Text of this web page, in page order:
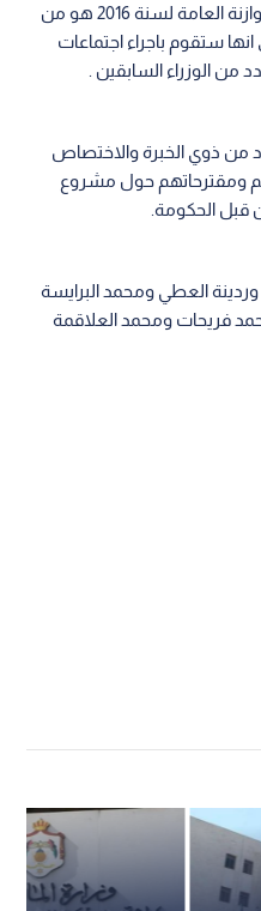
وقال البقاعي ان مشروع قانون الموازنة العامة لسنة 2016 هو من
ستقوم باجراء اجتماعات
الوزراء السابقين .
من ذوي الخبرة والاختصاص
ومقترحاتهم حول مشروع
العطي ومحمد البرايسة
فريحات ومحمد العلاقمة